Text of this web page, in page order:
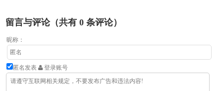
留言与评论（共有 0 条评论）
昵称：
匿名发表 登录账号